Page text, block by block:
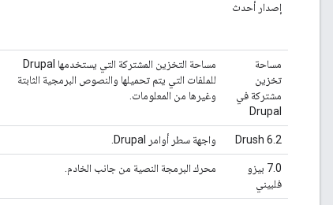
إصدار أحدث
مساحة
تخزين
مشتركة في
Drupal
مساحة التخزين المشتركة التي يستخدمها Drupal
للملفات التي يتم تحميلها والنصوص البرمجية الثابتة
وغيرها من المعلومات.
Drush 6.2 واجهة سطر أوامر Drupal.
7.0 بيزو
فلبيني
محرك البرمجة النصية من جانب الخادم.